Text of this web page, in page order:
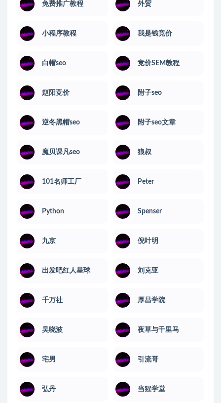
免费推广教程 外贸
小程序教程 我是钱竞价
白帽seo 竞价SEM教程
赵阳竞价 附子seo
逆冬黑帽seo 附子seo文章
魔贝课凡seo 狼叔
101名师工厂 Peter
Python Spenser
九京 倪叶明
出发吧红人星球 刘克亚
千万社 厚昌学院
吴晓波 夜草与千里马
宅男 引流哥
弘丹 当猩学堂